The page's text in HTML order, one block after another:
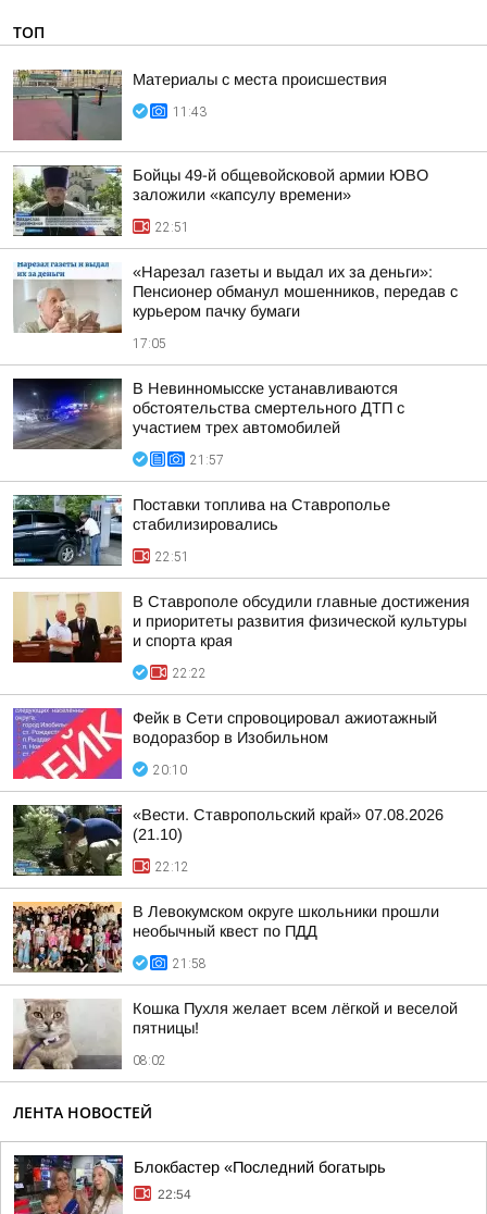
ТОП
Материалы с места происшествия
11:43
Бойцы 49-й общевойсковой армии ЮВО
заложили «капсулу времени»
22:51
«Нарезал газеты и выдал их за деньги»:
Пенсионер обманул мошенников, передав с
курьером пачку бумаги
17:05
В Невинномысске устанавливаются
обстоятельства смертельного ДТП с
участием трех автомобилей
21:57
Поставки топлива на Ставрополье
стабилизировались
22:51
В Ставрополе обсудили главные достижения
и приоритеты развития физической культуры
и спорта края
22:22
Фейк в Сети спровоцировал ажиотажный
водоразбор в Изобильном
20:10
«Вести. Ставропольский край» 07.08.2026
(21.10)
22:12
В Левокумском округе школьники прошли
необычный квест по ПДД
21:58
Кошка Пухля желает всем лёгкой и веселой
пятницы!
08:02
ЛЕНТА НОВОСТЕЙ
Блокбастер «Последний богатырь
22:54